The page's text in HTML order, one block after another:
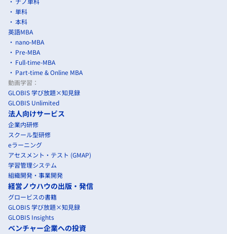
単科
本科
英語MBA
nano-MBA
Pre-MBA
Full-time-MBA
Part-time & Online MBA
動画学習：
GLOBIS 学び放題×知見録
GLOBIS Unlimited
法人向けサービス
企業内研修
スクール型研修
eラーニング
アセスメント・テスト (GMAP)
学習管理システム
組織開発・事業開発
経営ノウハウの出版・発信
グロービスの書籍
GLOBIS 学び放題×知見録
GLOBIS Insights
ベンチャー企業への投資